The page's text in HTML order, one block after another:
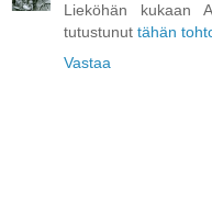
Lieköhän kukaan
tutustunut tähän
Vastaa